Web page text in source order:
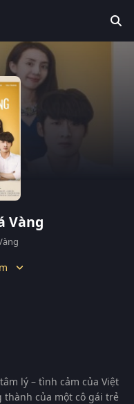
Vàng
lý – tình cảm của Việt
của một cô gái trẻ